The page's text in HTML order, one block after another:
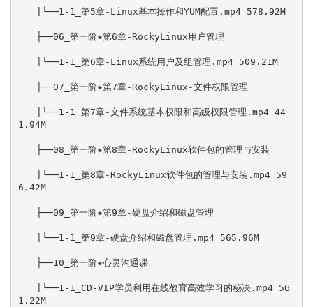
|└──1-1_第5章-Linux基本操作和YUM配置.mp4 578.92M
├──06_第一阶★第6章-RockyLinux用户管理
|└──1-1_第6章-Linux系统用户及组管理.mp4 509.21M
├──07_第一阶★第7章-RockyLinux-文件权限管理
|└──1-1_第7章-文件系统基本权限和高级权限管理.mp4 44
1.94M
├──08_第一阶★第8章-RockyLinux软件包的管理与安装
|└──1-1_第8章-RockyLinux软件包的管理与安装.mp4 59
6.42M
├──09_第一阶★第9章-硬盘介绍和磁盘管理
|└──1-1_第9章-硬盘介绍和磁盘管理.mp4 565.96M
├──10_第一阶★心灵沟通课
|└──1-1_CD-VIP学员利用在线教育高效学习的秘决.mp4 56
1.22M